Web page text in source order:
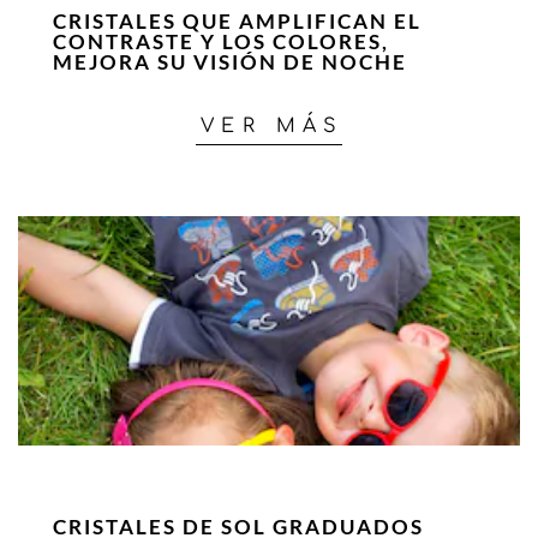
CRISTALES QUE AMPLIFICAN EL
CONTRASTE Y LOS COLORES,
MEJORA SU VISIÓN DE NOCHE
VER MÁS
CRISTALES DE SOL GRADUADOS